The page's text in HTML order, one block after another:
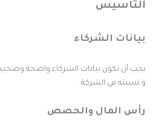
الشركاء
أن تكون بيانات الشركاء واضحة
نسبته في الشركة.
المال والحصص